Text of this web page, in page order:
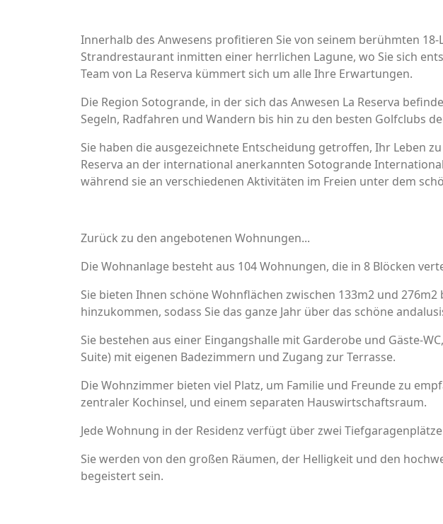
Innerhalb des Anwesens profitieren Sie von seinem berühmten
Strandrestaurant inmitten einer herrlichen Lagune, wo Sie sich
Team von La Reserva kümmert sich um alle Ihre Erwartungen.
Die Region Sotogrande, in der sich das Anwesen La Reserva
Segeln, Radfahren und Wandern bis hin zu den besten Golfclubs
Sie haben die ausgezeichnete Entscheidung getroffen, Ihr Leben
Reserva an der international anerkannten Sotogrande
während sie an verschiedenen Aktivitäten im Freien unter dem
Zurück zu den angebotenen Wohnungen...
Die Wohnanlage besteht aus 104 Wohnungen, die in 8 Blöcken
Sie bieten Ihnen schöne Wohnflächen zwischen 133m2 und
hinzukommen, sodass Sie das ganze Jahr über das schöne
Sie bestehen aus einer Eingangshalle mit Garderobe und Gäste-
Suite) mit eigenen Badezimmern und Zugang zur Terrasse.
Die Wohnzimmer bieten viel Platz, um Familie und Freunde zu
zentraler Kochinsel, und einem separaten Hauswirtschaftsraum.
Jede Wohnung in der Residenz verfügt über zwei
Sie werden von den großen Räumen, der Helligkeit und den
begeistert sein.